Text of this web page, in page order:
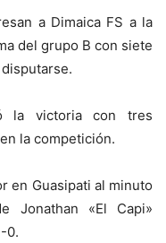
a Dimaica FS a la
del grupo B con siete
la victoria con tres
la competición.
en Guasipati al minuto
Jonathan «El Capi»
0.